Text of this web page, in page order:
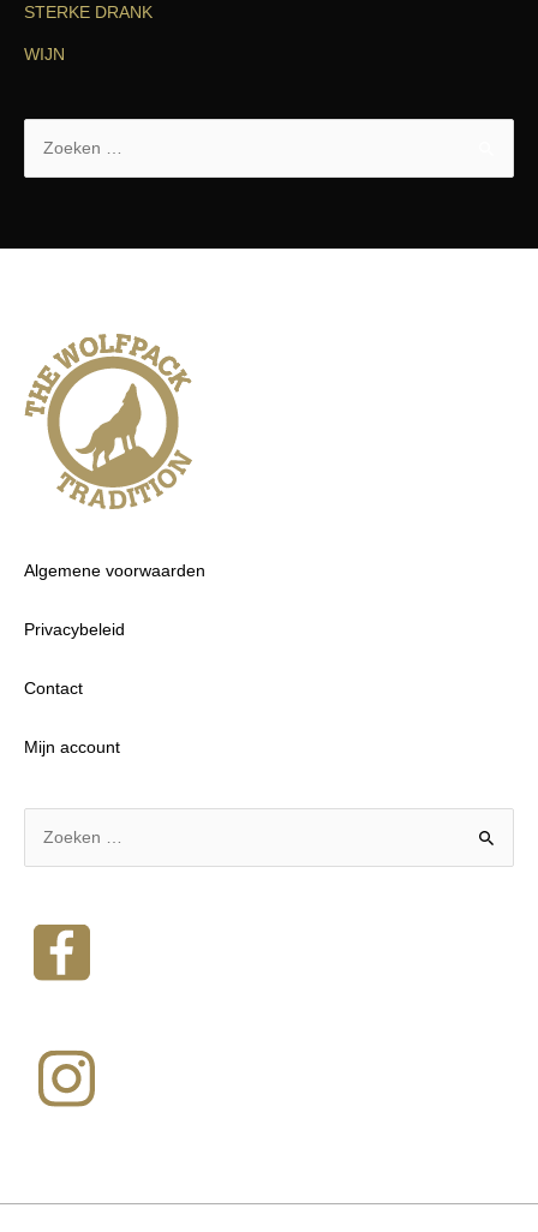
STERKE DRANK
WIJN
Algemene voorwaarden
Privacybeleid
Contact
Mijn account